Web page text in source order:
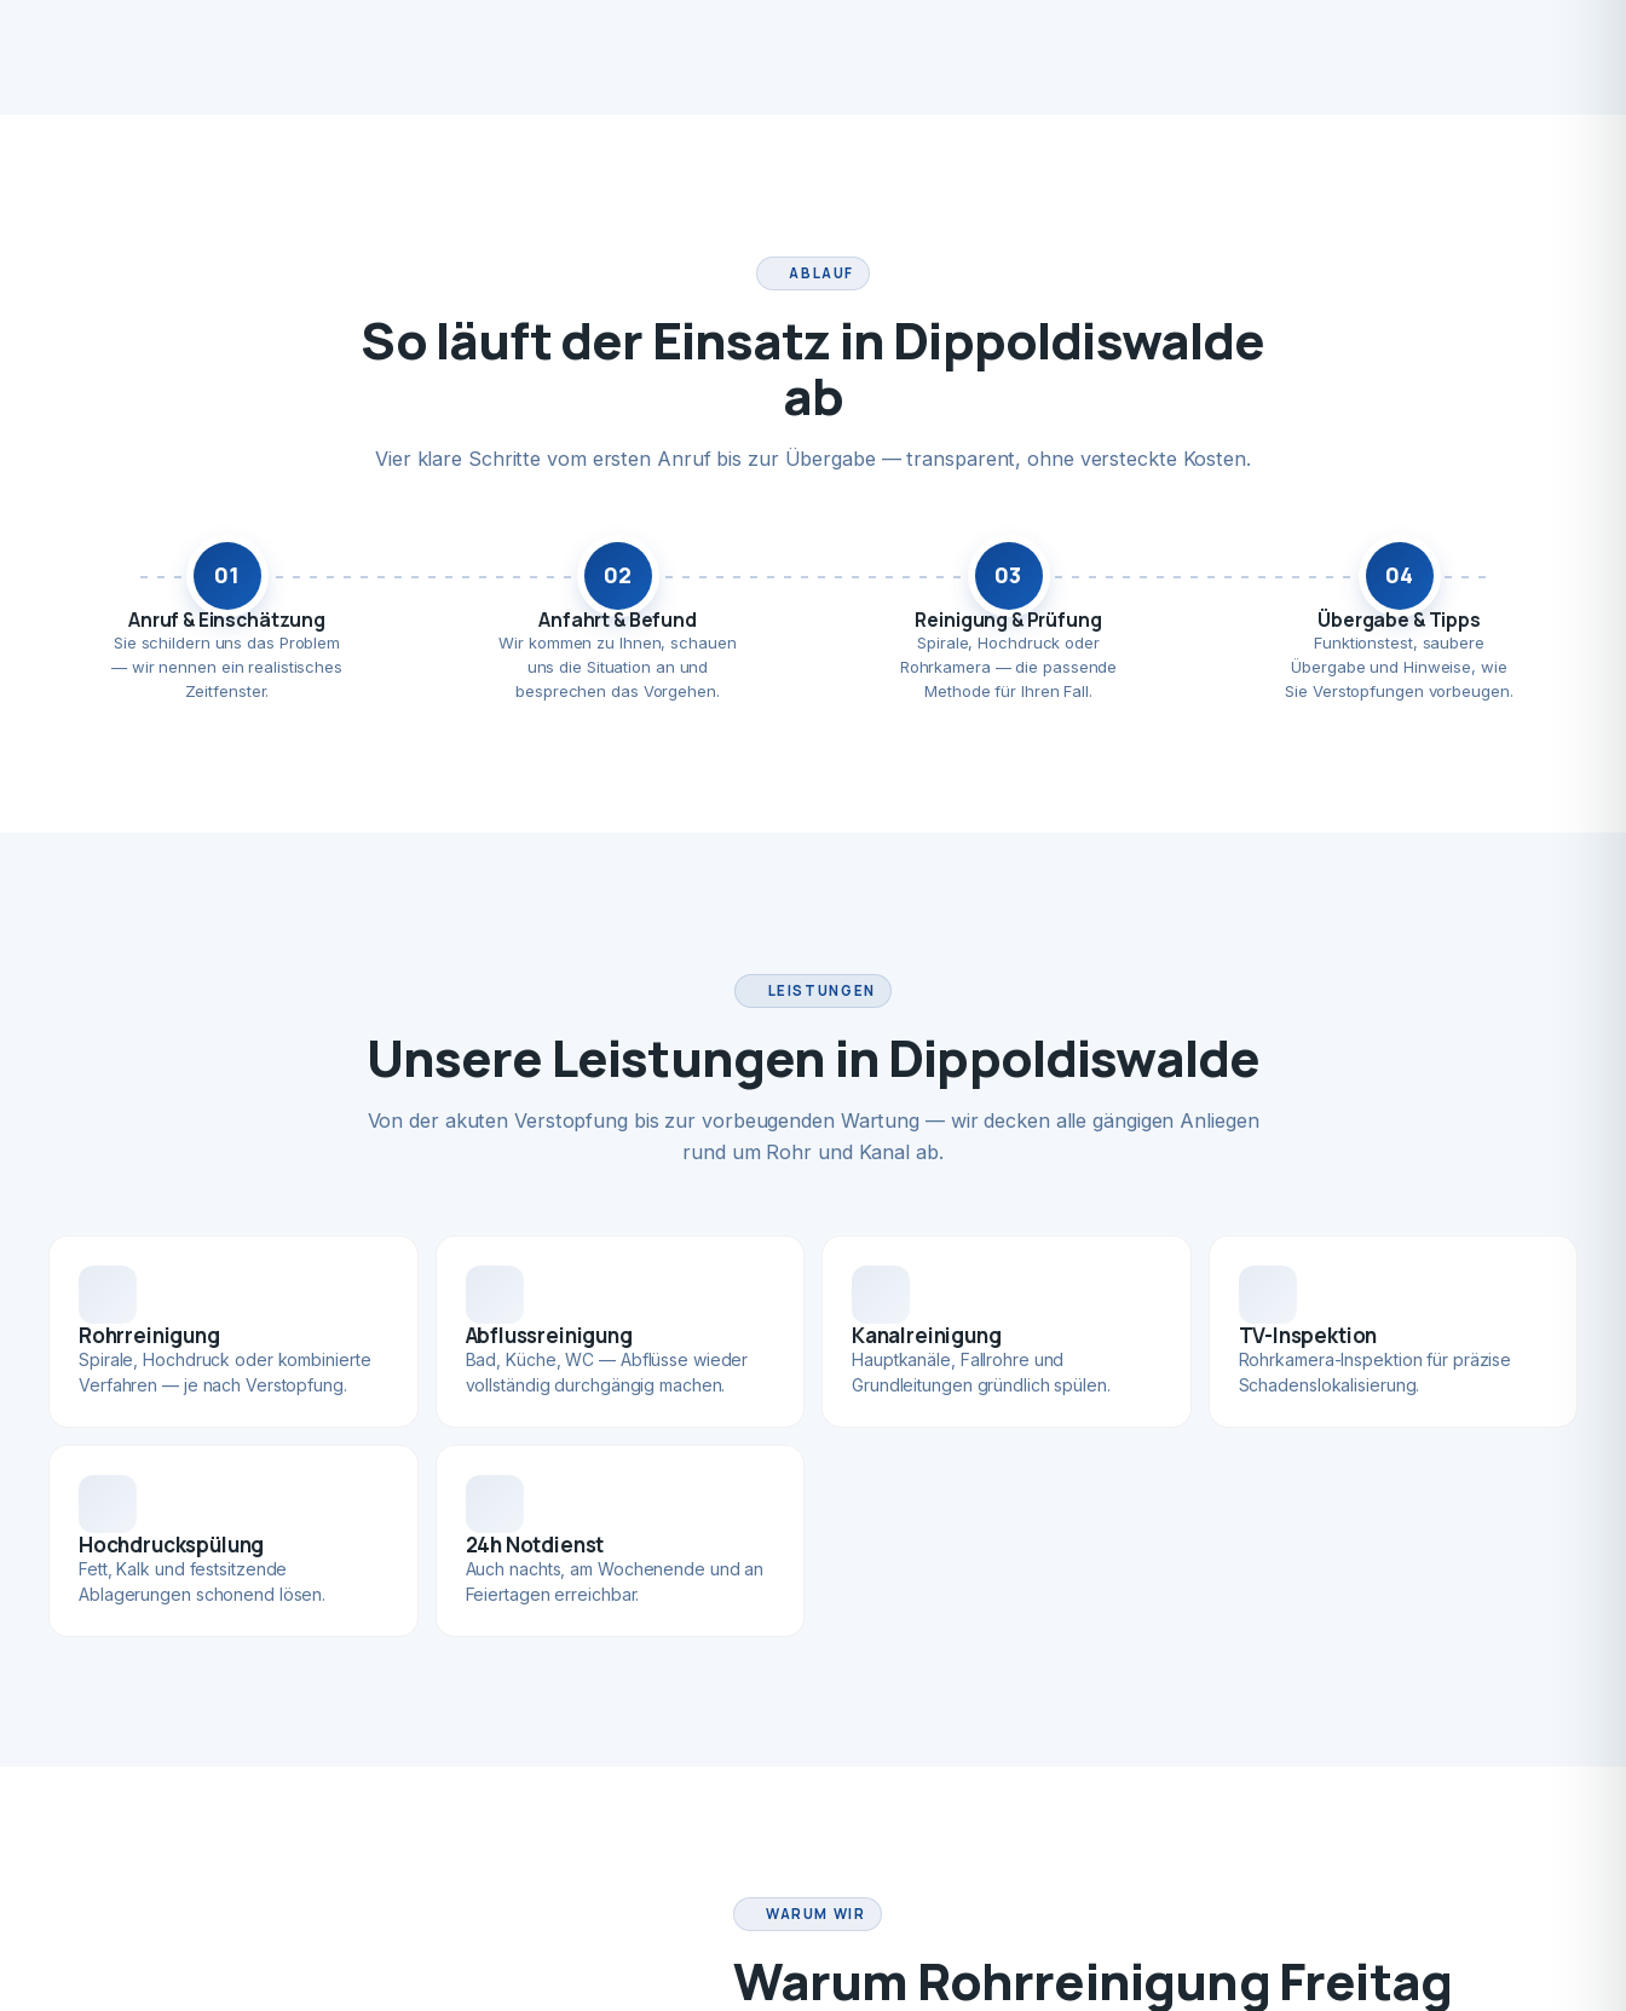
ABLAUF
So läuft der Einsatz in Dippoldiswalde
ab
Vier klare Schritte vom ersten Anruf bis zur Übergabe — transparent, ohne versteckte Kosten.
01
Anruf & Einschätzung
Sie schildern uns das Problem
— wir nennen ein realistisches
Zeitfenster.
02
Anfahrt & Befund
Wir kommen zu Ihnen, schauen
uns die Situation an und
besprechen das Vorgehen.
03
Reinigung & Prüfung
Spirale, Hochdruck oder
Rohrkamera — die passende
Methode für Ihren Fall.
04
Übergabe & Tipps
Funktionstest, saubere
Übergabe und Hinweise, wie
Sie Verstopfungen vorbeugen.
LEISTUNGEN
Unsere Leistungen in Dippoldiswalde
Von der akuten Verstopfung bis zur vorbeugenden Wartung — wir decken alle gängigen Anliegen
rund um Rohr und Kanal ab.
Rohrreinigung
Spirale, Hochdruck oder kombinierte
Verfahren — je nach Verstopfung.
Abflussreinigung
Bad, Küche, WC — Abflüsse wieder
vollständig durchgängig machen.
Kanalreinigung
Hauptkanäle, Fallrohre und
Grundleitungen gründlich spülen.
TV-Inspektion
Rohrkamera-Inspektion für präzise
Schadenslokalisierung.
Hochdruckspülung
Fett, Kalk und festsitzende
Ablagerungen schonend lösen.
24h Notdienst
Auch nachts, am Wochenende und an
Feiertagen erreichbar.
WARUM WIR
Warum Rohrreinigung Freitag